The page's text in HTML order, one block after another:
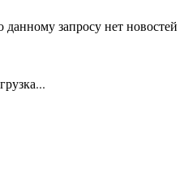
данному запросу нет новостей